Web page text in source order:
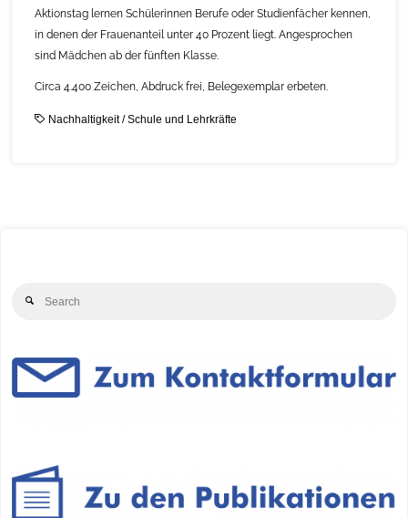
Aktionstag lernen Schülerinnen Berufe oder Studienfächer kennen,
in denen der Frauenanteil unter 40 Prozent liegt. Angesprochen
sind Mädchen ab der fünften Klasse.
Circa 4.400 Zeichen, Abdruck frei, Belegexemplar erbeten.
Nachhaltigkeit/Schule und Lehrkräfte
Search